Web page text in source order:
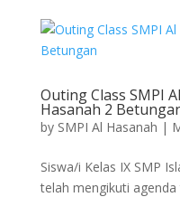
Outing Class SMPI
Hasanah 2
by SMPI Al Hasanah |
Siswa/i Kelas IX SMP
telah mengikuti agenda